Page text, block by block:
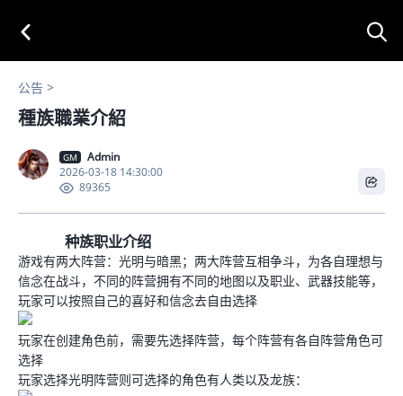
公告
種族職業介紹
GM
Admin
2026-03-18 14:30:00
89365
种族职业介绍
游戏有两大阵营：光明与暗黑；两大阵营互相争斗，为各自理想与
信念在战斗，不同的阵营拥有不同的地图以及职业、武器技能等，
玩家可以按照自己的喜好和信念去自由选择
玩家在创建角色前，需要先选择阵营，每个阵营有各自阵营角色可
选择
玩家选择光明阵营则可选择的角色有人类以及龙族：